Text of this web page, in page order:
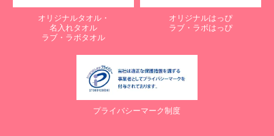
オリジナルタオル・
名入れタオル
ラブ・ラボタオル
オリジナルはっぴ
ラブ・ラボはっぴ
プライバシーマーク制度